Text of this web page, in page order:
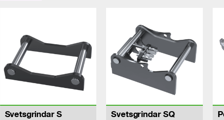
Svetsgrindar S Svetsgrindar SQ